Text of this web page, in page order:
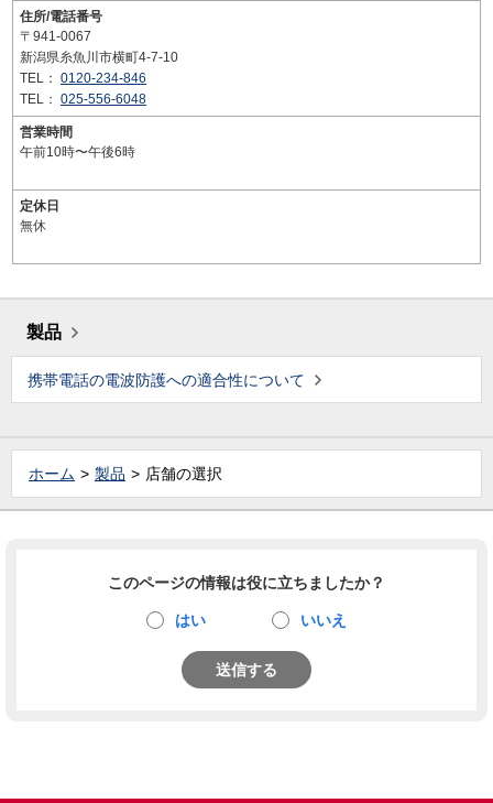
住所/電話番号
〒941-0067
新潟県糸魚川市横町4-7-10
TEL： 0120-234-846
TEL： 025-556-6048
営業時間
午前10時〜午後6時
定休日
無休
製品
携帯電話の電波防護への適合性について
ホーム 製品 店舗の選択
このページの情報は役に立ちましたか？
はい いいえ
送信する